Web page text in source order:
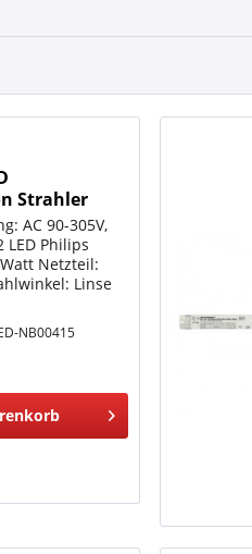
Strahler
dim 30°
AC 90-305V,
LED Philips
Netzteil:
Linse
und
auch
10°, 60° oder
NB00415